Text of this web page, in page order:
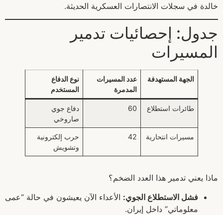
خالدة في سجلات الانتصارات العسكرية الحديثة.
جدول: إحصائيات تدمير
المسيرات
الجهة المستهدفة
عدد المسيرات
المدمرة
نوع الدفاع
المستخدم
طائرات استطلاع 60
دفاع جوي
صاروخي
مسيرات انتحارية 42
حرب إلكترونية
وتشويش
ماذا يعني تدمير هذا العدد الضخم؟
فشل الاستطلاع الجوي: الأعداء الآن يعيشون في حالة “عمى
معلوماتي” داخل إيران.